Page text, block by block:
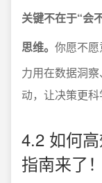
关键不在于“会
思维。 你愿不
力用在数据洞
动，让决策更科
4.2 如何
指南来了！